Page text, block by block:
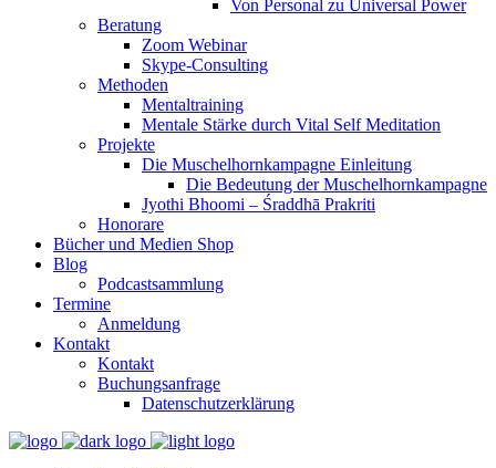
Von Personal zu Universal Power
Beratung
Zoom Webinar
Skype-Consulting
Methoden
Mentaltraining
Mentale Stärke durch Vital Self Meditation
Projekte
Die Muschelhornkampagne Einleitung
Die Bedeutung der Muschelhornkampagne
Jyothi Bhoomi – Śraddhā Prakriti
Honorare
Bücher und Medien Shop
Blog
Podcastsammlung
Termine
Anmeldung
Kontakt
Kontakt
Buchungsanfrage
Datenschutzerklärung